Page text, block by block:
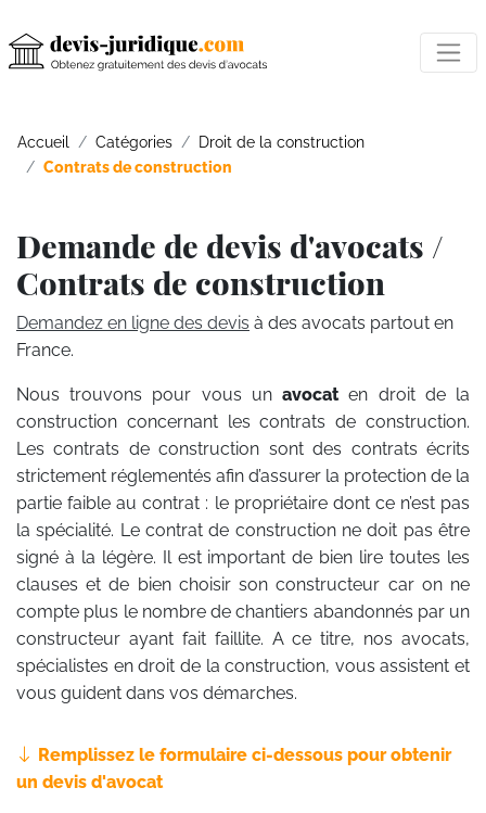
Accueil Catégories
Droit de la construction
Contrats de construction
Demande de devis d'avocats /
Contrats de construction
Demandez en ligne des devis à des avocats partout en
France.
Nous trouvons pour vous unavocaten droit de la
construction concernant les contrats de construction.
Les contrats de construction sont des contrats écrits
strictement réglementés afin d’assurer la protection de la
partie faible au contrat : le propriétaire dont ce n’est pas
la spécialité. Le contrat de construction ne doit pas être
signé à la légère. Il est important de bien lire toutes les
clauses et de bien choisir son constructeur car on ne
compte plus le nombre de chantiers abandonnés par un
constructeur ayant fait faillite. A ce titre, nos avocats,
spécialistes en droit de la construction, vous assistent et
vous guident dans vos démarches.
Remplissez le formulaire ci-dessous pour obtenir
un devis d'avocat